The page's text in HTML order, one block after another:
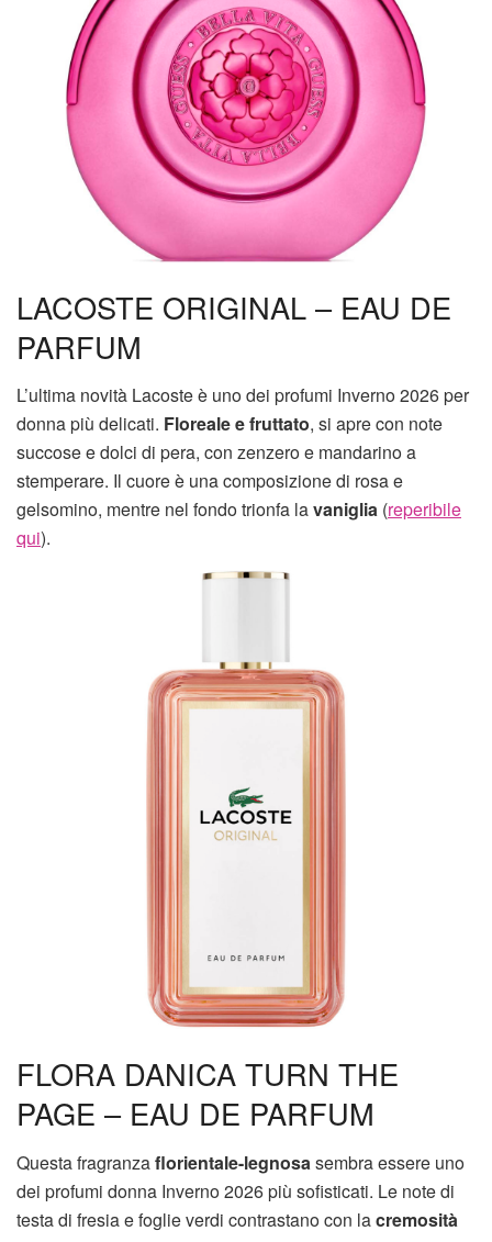
LACOSTE ORIGINAL – EAU DE
PARFUM
L’ultima novità Lacoste è uno dei profumi Inverno 2026 per
donna più delicati. Floreale e fruttato, si apre con note
succose e dolci di pera, con zenzero e mandarino a
stemperare. Il cuore è una composizione di rosa e
gelsomino, mentre nel fondo trionfa lavaniglia (reperibile
qui).
FLORA DANICA TURN THE
PAGE – EAU DE PARFUM
Questa fragranzaflorientale-legnosa sembra essere uno
dei profumi donna Inverno 2026 più sofisticati. Le note di
testa di fresia e foglie verdi contrastano con lacremosità